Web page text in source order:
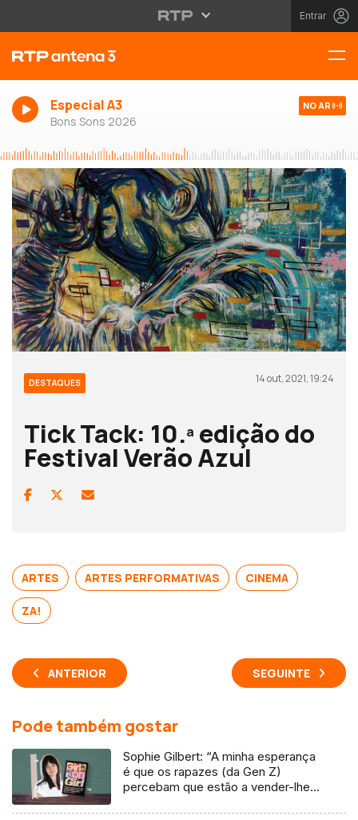
Entrar
Especial A3
Bons Sons 2026
NO AR
DESTAQUES 14 out, 2021, 19:24
Tick Tack: 10.ª edição do
Festival Verão Azul
ARTES ARTES PERFORMATIVAS CINEMA
ZA!
ANTERIOR SEGUINTE
Pode também gostar
Sophie Gilbert: “A minha esperança
é que os rapazes (da Gen Z)
percebam que estão a vender-lhes